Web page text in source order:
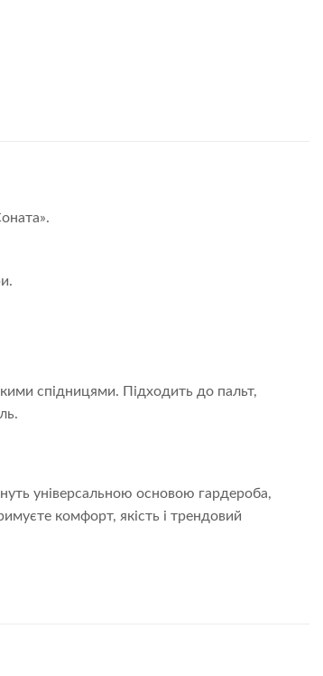
спідницями. Підходить до пальт,
універсальною основою гардероба,
комфорт, якість і трендовий